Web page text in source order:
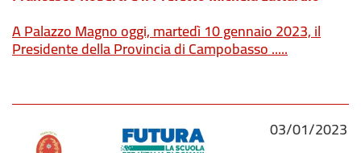
A Palazzo Magno oggi, martedì 10 gennaio 2023, il
Presidente della Provincia di Campobasso .....
03/01/2023